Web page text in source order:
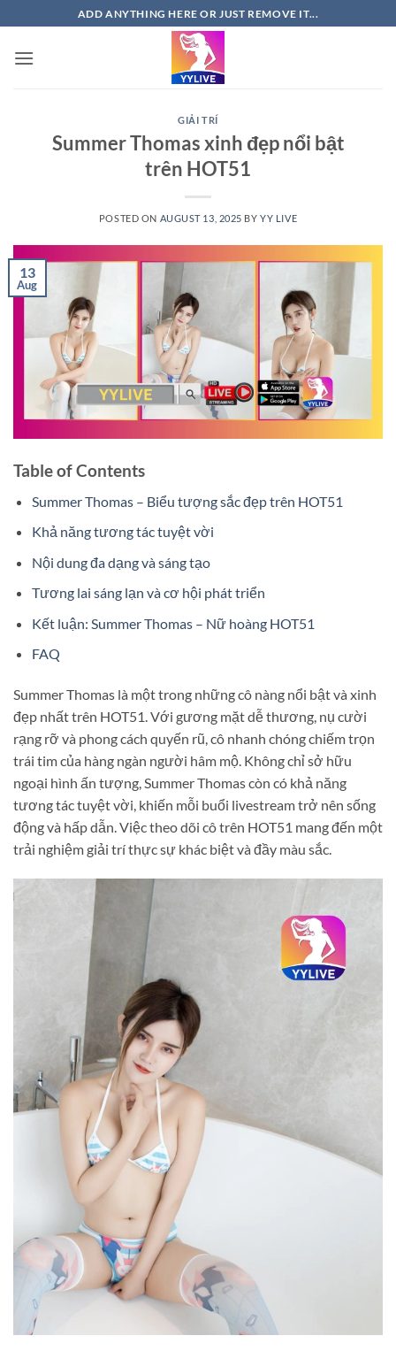
to
content
ADD ANYTHING HERE OR JUST REMOVE IT...
GIẢI TRÍ
Summer Thomas xinh đẹp nổi bật
trên HOT51
POSTED ON AUGUST 13, 2025 BYYY LIVE
13
Aug
Table of Contents
Summer Thomas – Biểu tượng sắc đẹp trên HOT51
Khả năng tương tác tuyệt vời
Nội dung đa dạng và sáng tạo
Tương lai sáng lạn và cơ hội phát triển
Kết luận: Summer Thomas – Nữ hoàng HOT51
FAQ
Summer Thomas là một trong những cô nàng nổi bật và xinh
đẹp nhất trên HOT51. Với gương mặt dễ thương, nụ cười
rạng rỡ và phong cách quyến rũ, cô nhanh chóng chiếm trọn
trái tim của hàng ngàn người hâm mộ. Không chỉ sở hữu
ngoại hình ấn tượng, Summer Thomas còn có khả năng
tương tác tuyệt vời, khiến mỗi buổi livestream trở nên sống
động và hấp dẫn. Việc theo dõi cô trên HOT51 mang đến một
trải nghiệm giải trí thực sự khác biệt và đầy màu sắc.